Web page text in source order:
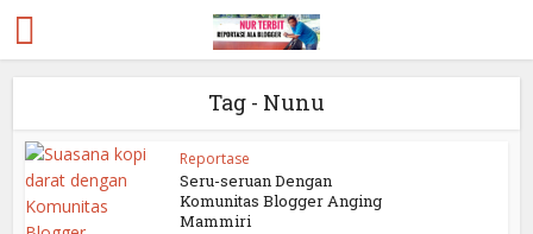
Tag - Nunu
Reportase
Seru-seruan Dengan
Komunitas Blogger Anging
Mammiri